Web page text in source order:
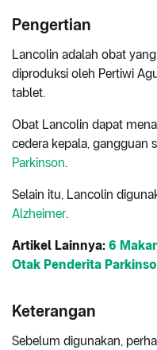
Pengertian
Lancolin adalah obat
diproduksi oleh Pertiwi
tablet.
Obat Lancolin dapat
cedera kepala, gangguan
Parkinson.
Selain itu, Lancolin
Alzheimer.
Artikel Lainnya: 6
Otak Penderita
Keterangan
Sebelum digunakan,